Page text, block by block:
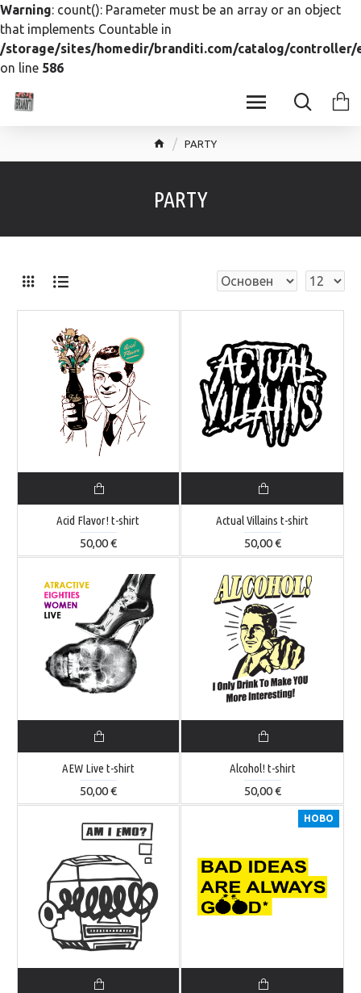
Warning: count(): Parameter must be an array or an object
that implements Countable in
/storage/sites/homedir/branditi.com/catalog/controller/
on line 586
PARTY
PARTY
Acid Flavor! t-shirt
50,00 €
Actual Villains t-shirt
50,00 €
AEW Live t-shirt
50,00 €
Alcohol! t-shirt
50,00 €
НОВО